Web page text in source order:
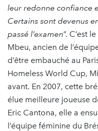
leur redonne confiance
Certains sont devenus
passé l’examen”. C’est
Mbeu, ancien de
d’être embauché au
Homeless World Cup,
avant. En 2007, cette
élue meilleure joueuse
Eric Cantona, elle a
l’équipe féminine du